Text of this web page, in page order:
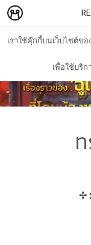
เราใช้คุ๊กกี้บนเว็บไซต์ข
เพื่อใช้บริก
✢